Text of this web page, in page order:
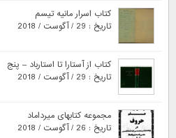
کتاب اسرار مانیه تیسم
تاریخ : 29 / آگوست / 2018
کتاب از آستارا تا استارباد – پنج
تاریخ : 29 / آگوست / 2018
مجموعه کتابهای میرداماد
تاریخ : 26 / آگوست / 2018